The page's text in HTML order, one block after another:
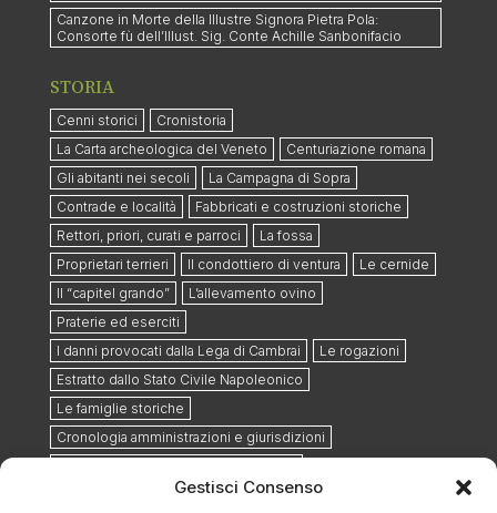
Gestisci Consenso
Canzone in Morte della Illustre Signora Pietra Pola:
Consorte fù dell’Illust. Sig. Conte Achille Sanbonifacio
STORIA
Cenni storici
Cronistoria
La Carta archeologica del Veneto
Centuriazione romana
Gli abitanti nei secoli
La Campagna di Sopra
Contrade e località
Fabbricati e costruzioni storiche
Rettori, priori, curati e parroci
La fossa
Proprietari terrieri
Il condottiero di ventura
Le cernide
Il “capitel grando”
L’allevamento ovino
Praterie ed eserciti
I danni provocati dalla Lega di Cambrai
Le rogazioni
Estratto dallo Stato Civile Napoleonico
Le famiglie storiche
Cronologia amministrazioni e giurisdizioni
Il cimitero militare austriaco e la strada dei morti